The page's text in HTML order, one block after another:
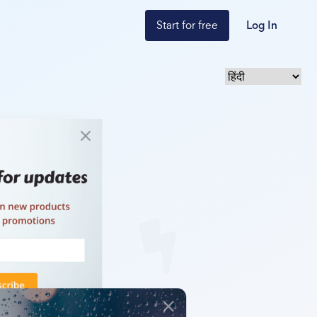
Start for free Log In